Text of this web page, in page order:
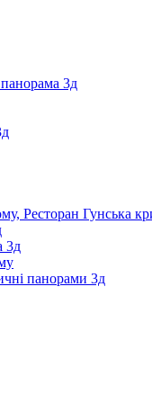
3д
Ресторан Гунська
3д
панорами 3д